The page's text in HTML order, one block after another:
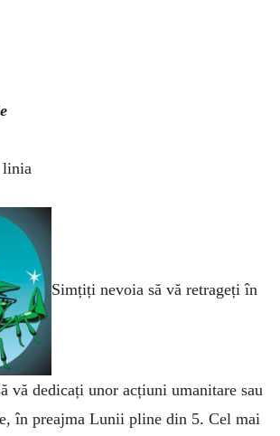
linia
Simțiți nevoia să vă retrageți în
vă de­di­cați unor acțiuni umanitare sau
în preajma Lunii pline din 5. Cel mai